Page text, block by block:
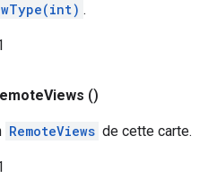
.
Views ()
RemoteViews de cette carte.